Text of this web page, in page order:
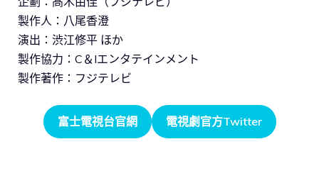
製作人：八尾香澄
演出：渋江修平 ほか
製作協力：C＆Iエンタテインメント
製作著作：フジテレビ
富士電視台官網 電視劇官方Twitter